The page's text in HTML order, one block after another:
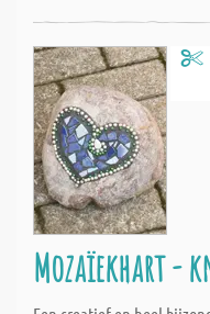
Mozaïekhart -